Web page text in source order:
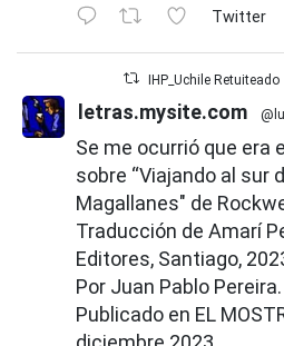
Twitter
IHP_Uchile Retuiteado
letras.mysite.com
Se me ocurrió que era
sobre “Viajando al sur
Magallanes" de
Traducción de Amarí
Editores, Santiago,
Por Juan Pablo Pereira.
Publicado en EL